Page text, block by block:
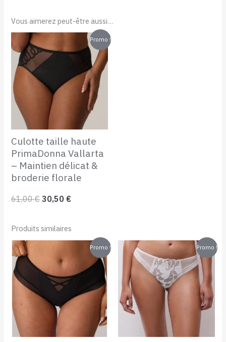
Vous aimerez peut-être aussi…
Promo !
Culotte taille haute
PrimaDonna Vallarta
– Maintien délicat &
broderie florale
61,00€
prix
initial
61,00 €.
30,50 €
prix
actuel
30,50 €.
Produits similaires
Promo !
initial
était :
46,00 €.
actuel
est :
20,00 €.
Promo !
prix
initial
était :
48,00 €.
prix
actuel
est :
25,00 €.